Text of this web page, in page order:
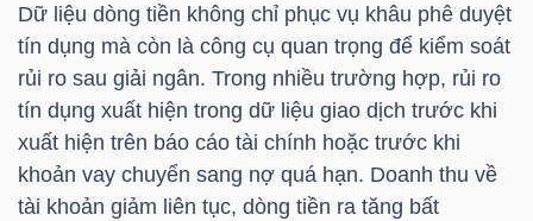
Dữ liệu dòng tiền không chỉ phục vụ khâu phê duyệt
tín dụng mà còn là công cụ quan trọng để kiểm soát
rủi ro sau giải ngân. Trong nhiều trường hợp, rủi ro
tín dụng xuất hiện trong dữ liệu giao dịch trước khi
xuất hiện trên báo cáo tài chính hoặc trước khi
khoản vay chuyển sang nợ quá hạn. Doanh thu về
tài khoản giảm liên tục, dòng tiền ra tăng bất
(-)
Bài
viết
của
tác